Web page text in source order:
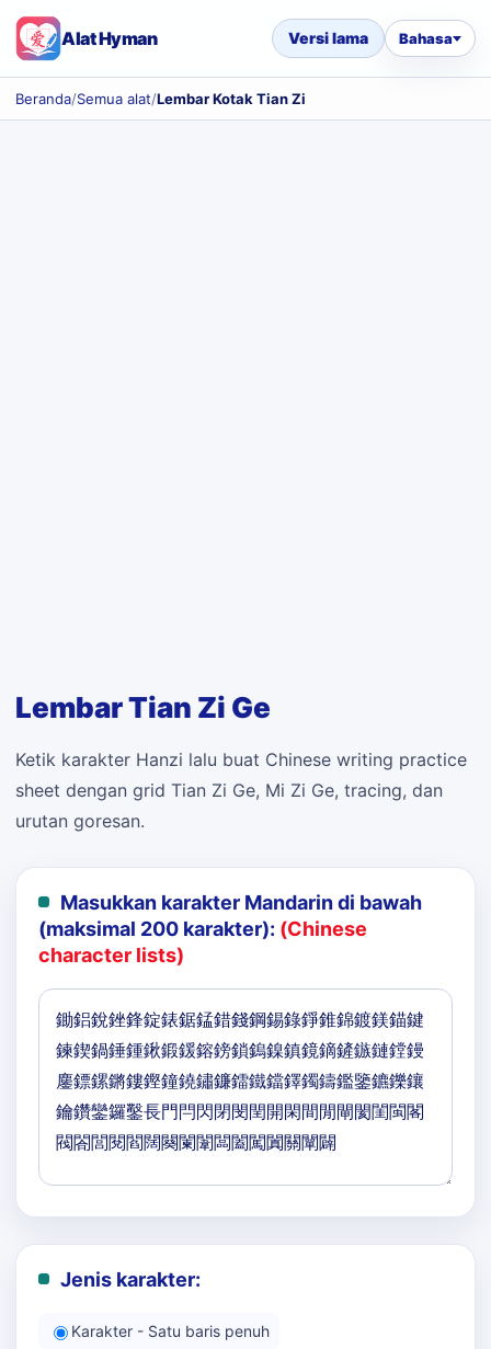
Alat Hyman Versi lama Bahasa
Beranda/Semua alat/Lembar Kotak Tian Zi
Lembar Tian Zi Ge
Ketik karakter Hanzi lalu buat Chinese writing practice
sheet dengan grid Tian Zi Ge, Mi Zi Ge, tracing, dan
urutan goresan.
Masukkan karakter Mandarin di bawah
(maksimal 200 karakter): (Chinese
character lists)
Jenis karakter:
Karakter - Satu baris penuh